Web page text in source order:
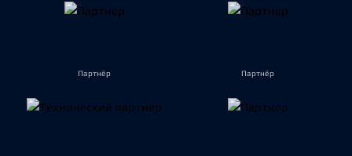
Партнёр Партнёр